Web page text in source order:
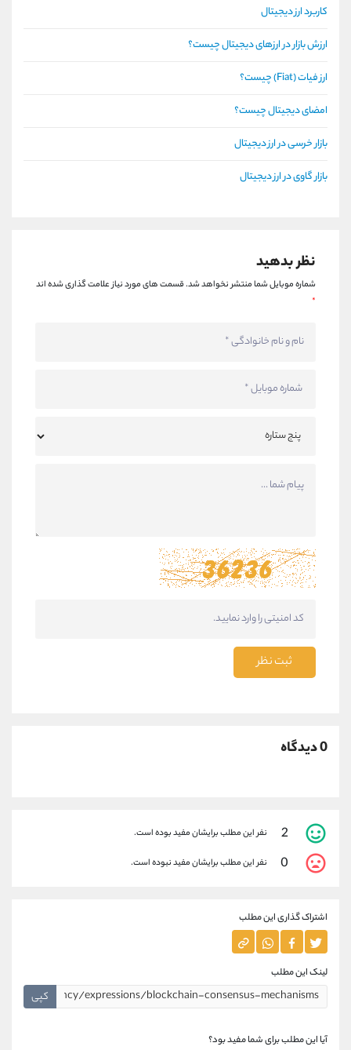
کاربرد ارز دیجیتال
ارزش بازار در ارزهای دیجیتال چیست؟
ارز فیات (Fiat) چیست؟
امضای دیجیتال چیست؟
بازار خرسی در ارز دیجیتال
بازار گاوی در ارز دیجیتال
نظر بدهید
شماره موبایل شما منتشر نخواهد شد.قسمت های مورد نیاز علامت گذاری شده اند
*
ثبت نظر
0 دیدگاه
2 نفر این مطلب برایشان مفید بوده است.
0 نفر این مطلب برایشان مفید نبوده است.
اشتراک گذاری این مطلب
لینک این مطلب
کپی
آیا این مطلب برای شما مفید بود؟